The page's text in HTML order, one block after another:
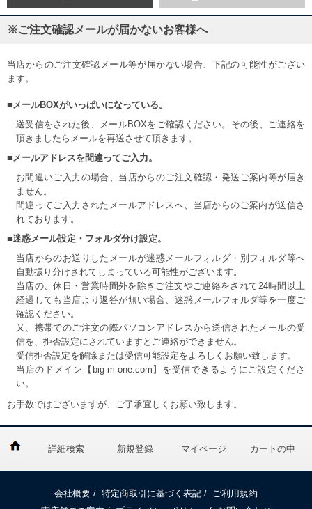
※ご注文確認メールが届かないお客様へ
当店からのご注文確認メール等が届かない場合、下記の可能性がござい
ます。
■メールBOXがいっぱいになっている。
送受信をされた後、メールBOXをご確認ください。その後、ご連絡を
頂きましたらメールを再送させて頂きます。
■メールアドレスを間違ってご入力。
お間違いご入力の場合、当店からのご注文確認・発送ご案内等が届き
ません。
間違ってご入力されたメールアドレスへ、当店からのご案内が送信さ
れております。
■迷惑メール設定・フォルダ分け設定。
当店からのお送りしたメールが迷惑メールフォルダ・別フォルダ等へ
自動振り分けされてしまっている可能性がございます。
当店の、休日・営業時間外を除きご注文やご連絡をされて24時間以上
経過しても当店より返答が無い場合、迷惑メールフォルダ等を一度ご
確認ください。
又、携帯でのご注文の際パソコンアドレスから送信されたメールの受
信を、拒否設定にされていますとご連絡ができません。
受信拒否設定を解除または受信可能設定をよろしくお願い致します。
当店のドメイン【big-m-one.com】を受信できるようにご設定くださ
い。
お手数ではございますが、ご了承宜しくお願い致します。
詳細検索 新規登録 マイページ カートの中
会社概要 / 特定商取引に基づく表記 /
ご利用規約